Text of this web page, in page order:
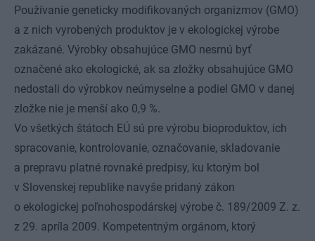
Používanie geneticky modifikovaných organizmov (GMO)
a z nich vyrobených produktov je v ekologickej výrobe
zakázané. Výrobky obsahujúce GMO nesmú byť
označené ako ekologické, ak sa zložky obsahujúce GMO
nedostali do výrobkov neúmyselne a podiel GMO v danej
zložke nie je menší ako 0,9 %.
Vo všetkých štátoch EÚ sú pre výrobu bioproduktov, ich
spracovanie, kontrolovanie, označovanie, skladovanie
a prepravu platné rovnaké predpisy, ku ktorým bol
v Slovenskej republike navyše pridaný zákon
o ekologickej poľnohospodárskej výrobe č. 189/2009 Z. z.
z 29. apríla 2009. Kompetentným orgánom, ktorý